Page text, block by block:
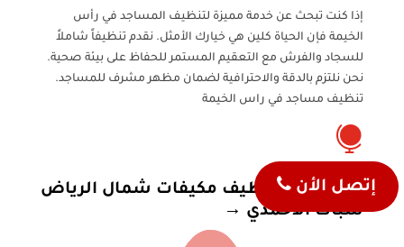
إذا كنت تبحث عن خدمة مميزة لتنظيف المساجد في رأس
الخيمة فإن الحياة كلين هي خيارك الأمثل. نقدم تنظيفاً شاملاً
للسجاد والفرش مع التعقيم المستمر للحفاظ على بيئة صحية.
نحن نلتزم بالدقة والاحترافية لضمان مظهر مشرف للمساجد.
تنظيف مساجد في راس الخيمة

← شركة تنظيف مكيفات شمال الرياض
سباك الاحمدي →
إتصل الأن